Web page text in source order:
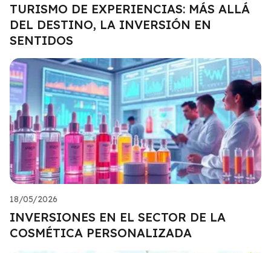
TURISMO DE EXPERIENCIAS: MÁS ALLÁ
DEL DESTINO, LA INVERSIÓN EN
SENTIDOS
18/05/2026
INVERSIONES EN EL SECTOR DE LA
COSMÉTICA PERSONALIZADA